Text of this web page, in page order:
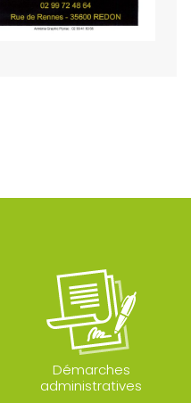
Démarches
administratives